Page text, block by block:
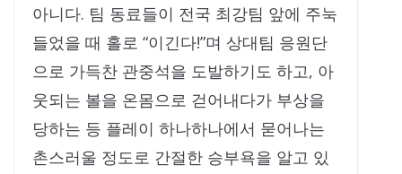
아니다. 팀 동료들이 전국 최강팀 앞에 주눅
들었을 때 홀로 “이긴다!”며 상대팀 응원단
으로 가득찬 관중석을 도발하기도 하고, 아
웃되는 볼을 온몸으로 걷어내다가 부상을
당하는 등 플레이 하나하나에서 묻어나는
촌스러울 정도로 간절한 승부욕을 알고 있